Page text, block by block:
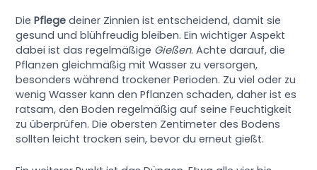
DiePflege deiner Zinnien ist entscheidend, damit sie
gesund und blühfreudig bleiben. Ein wichtiger Aspekt
dabei ist das regelmäßige Gießen. Achte darauf, die
Pflanzen gleichmäßig mit Wasser zu versorgen,
besonders während trockener Perioden. Zu viel oder zu
wenig Wasser kann den Pflanzen schaden, daher ist es
ratsam, den Boden regelmäßig auf seine Feuchtigkeit
zu überprüfen. Die obersten Zentimeter des Bodens
sollten leicht trocken sein, bevor du erneut gießt.